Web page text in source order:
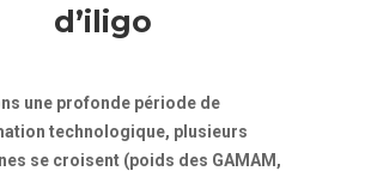
d’iligo
une profonde période de
technologique, plusieurs
se croisent (poids des GAMAM,